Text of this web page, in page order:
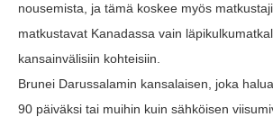
nousemista, ja tämä koskee myös
matkustavat Kanadassa vain
kansainvälisiin kohteisiin.
Brunei Darussalamin kansalaisen, joka
90 päiväksi tai muihin kuin sähköisen